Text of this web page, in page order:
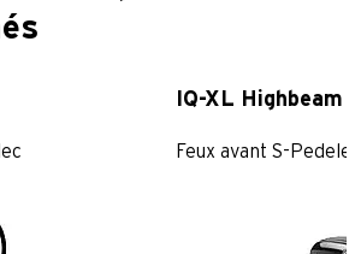
IQ-XL Highbeam
Feux avant S-Pedelec